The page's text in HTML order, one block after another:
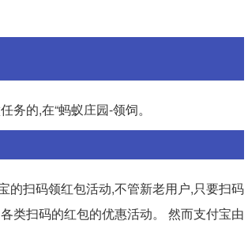
的,在“蚂蚁庄园-领饲。
的扫码领红包活动,不管新老用户,只要扫码
类扫码的红包的优惠活动。 然而支付宝由